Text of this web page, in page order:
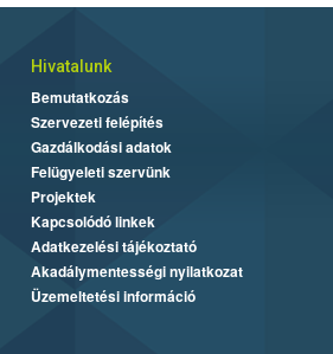
Hivatalunk
Bemutatkozás
Szervezeti felépítés
Gazdálkodási adatok
Felügyeleti szervünk
Projektek
Kapcsolódó linkek
Adatkezelési tájékoztató
Akadálymentességi nyilatkozat
Üzemeltetési információ